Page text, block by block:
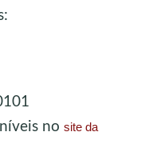
no site da